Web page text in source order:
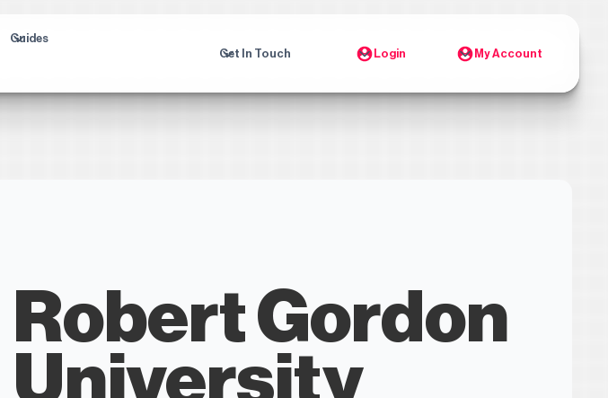
Guides
Get In Touch Login My Account
Robert Gordon
University